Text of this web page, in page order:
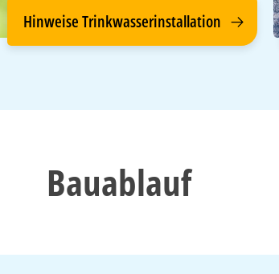
Hinweise Trinkwasserinstallation
Bauablauf